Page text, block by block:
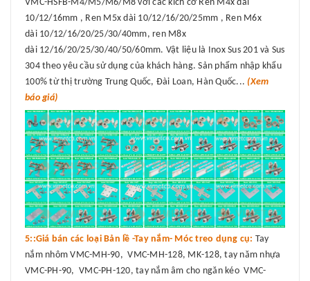
VMC-HSFB-M4/M5/M6/M8 với các kích cỡ Ren M4x dài
10/12/16mm , Ren M5x dài 10/12/16/20/25mm , Ren M6x
dài 10/12/16/20/25/30/40mm, ren M8x
dài 12/16/20/25/30/40/50/60mm. Vật liệu là Inox Sus 201 và Sus
304 theo yêu cầu sử dụng của khách hàng. Sản phẩm nhập khẩu
100% từ thị trường Trung Quốc, Đài Loan, Hàn Quốc... (Xem
báo giá)
5::Giá bán các loại Bản lề -Tay nắm- Móc treo dụng cụ: Tay
nắm nhôm VMC-MH-90, VMC-MH-128, MK-128, tay năm nhựa
VMC-PH-90, VMC-PH-120, tay nắm âm cho ngăn kéo VMC-